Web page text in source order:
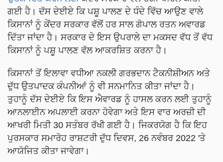
ਗਈ ਹੈ। ਦੱਸ ਦੇਈਏ ਕਿ ਪਸ਼ੂ ਪਾਲਣ ਦੇ ਧੰਦੇ ਵਿੱਚ ਆਉਣ ਵਾਲੇ
ਕਿਸਾਨਾਂ ਨੂੰ ਕੇਂਦਰ ਸਰਕਾਰ ਵੱਲੋਂ ਹਰ ਸਾਲ ਗੋਪਾਲ ਰਤਨ ਅਵਾਰਡ
ਦਿੱਤਾ ਜਾਂਦਾ ਹੈ। ਸਰਕਾਰ ਦੇ ਇਸ ਉਪਰਾਲੇ ਦਾ ਮਕਸਦ ਵੱਧ ਤੋਂ ਵੱਧ
ਕਿਸਾਨਾਂ ਨੂੰ ਪਸ਼ੂ ਪਾਲਣ ਵੱਲ ਆਕਰਸ਼ਿਤ ਕਰਨਾ ਹੈ।
ਕਿਸਾਨਾਂ ਤੋਂ ਇਲਾਵਾ ਵਧੀਆ ਨਕਲੀ ਗਰਭਦਾਨ ਟੈਕਨੀਸ਼ੀਅਨ ਅਤੇ
ਦੁੱਧ ਉਤਪਾਦਕ ਕੰਪਨੀਆਂ ਨੂੰ ਵੀ ਸਨਮਾਨਿਤ ਕੀਤਾ ਜਾਂਦਾ ਹੈ।
ਤੁਹਾਨੂੰ ਦੱਸ ਦੇਈਏ ਕਿ ਇਸ ਐਵਾਰਡ ਨੂੰ ਹਾਸਲ ਕਰਨ ਲਈ ਤੁਹਾਨੂੰ
ਆਨਲਾਈਨ ਅਪਲਾਈ ਕਰਨਾ ਹੋਵੇਗਾ ਅਤੇ ਇਸ ਵਾਰ ਅਰਜ਼ੀ ਦੀ
ਆਖਰੀ ਮਿਤੀ 30 ਸਤੰਬਰ ਰੱਖੀ ਗਈ ਹੈ। ਜਿਕਰਯੋਗ ਹੈ ਕਿ ਇਹ
ਪੁਰਸਕਾਰ ਸਮਾਰੋਹ ਰਾਸ਼ਟਰੀ ਦੁੱਧ ਦਿਵਸ, 26 ਨਵੰਬਰ 2022 'ਤੇ
ਆਯੋਜਿਤ ਕੀਤਾ ਜਾਵੇਗਾ।